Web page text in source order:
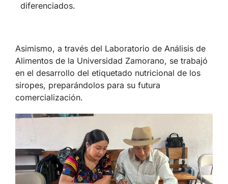
diferenciados.
Asimismo, a través del Laboratorio de Análisis de
Alimentos de la Universidad Zamorano, se trabajó
en el desarrollo del etiquetado nutricional de los
siropes, preparándolos para su futura
comercialización.